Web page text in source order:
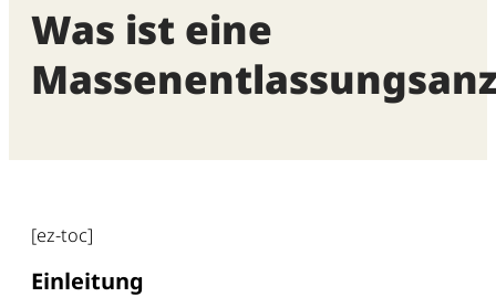
Was ist eine
[ez-toc]
Einleitung